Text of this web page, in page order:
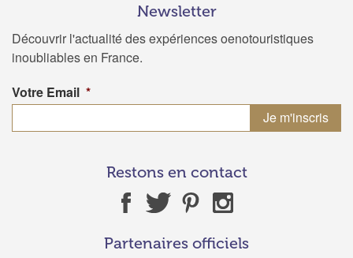
Newsletter
Découvrir l'actualité des expériences oenotouristiques
inoubliables en France.
Votre Email *
Restons en contact
Partenaires officiels